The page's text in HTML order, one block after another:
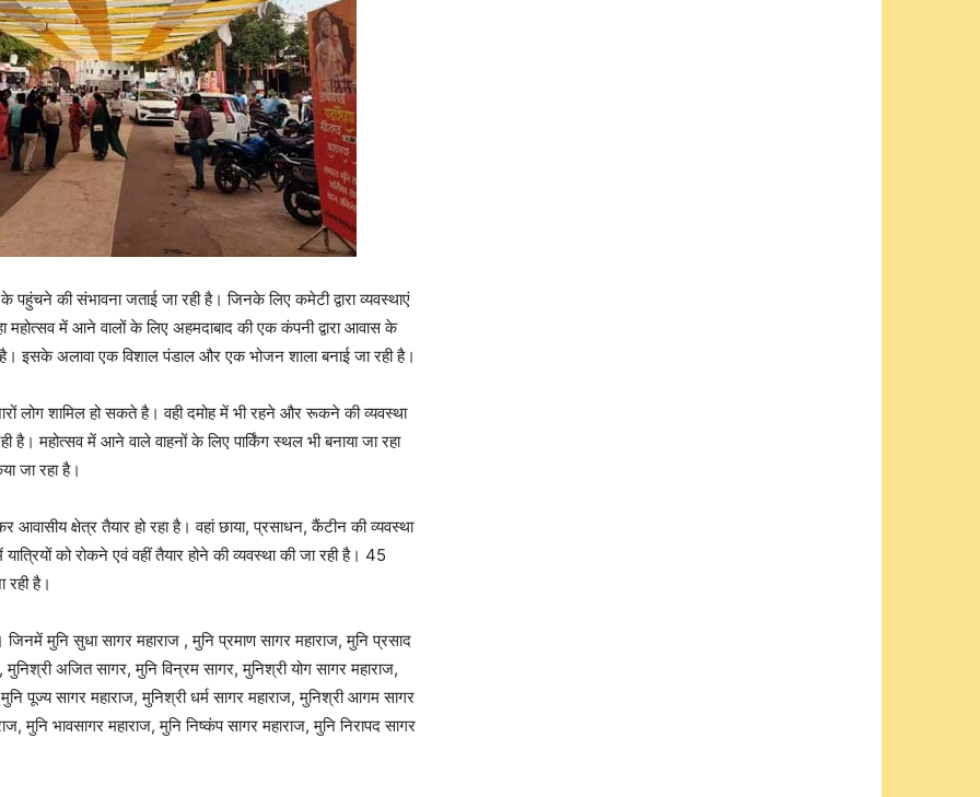
की संभावना जताई जा रही है। जिनके लिए कमेटी द्वारा व्यवस्थाएं
महोत्सव में आने वालों के लिए अहमदाबाद की एक कंपनी द्वारा आवास के
इसके अलावा एक विशाल पंडाल और एक भोजन शाला बनाई जा रही है।
लोग शामिल हो सकते है। वही दमोह में भी रहने और रूकने की व्यवस्था
है। महोत्सव में आने वाले वाहनों के लिए पार्किंग स्थल भी बनाया जा रहा
जा रहा है।
क्षेत्र तैयार हो रहा है। वहां छाया, प्रसाधन, कैंटीन की व्यवस्था
को रोकने एवं वहीं तैयार होने की व्यवस्था की जा रही है। 45
रही है।
मुनि सुधा सागर महाराज , मुनि प्रमाण सागर महाराज, मुनि प्रसाद
अजित सागर, मुनि विन्रम सागर, मुनिश्री योग सागर महाराज,
पूज्य सागर महाराज, मुनिश्री धर्म सागर महाराज, मुनिश्री आगम सागर
मुनि भावसागर महाराज, मुनि निष्कंप सागर महाराज, मुनि निरापद सागर